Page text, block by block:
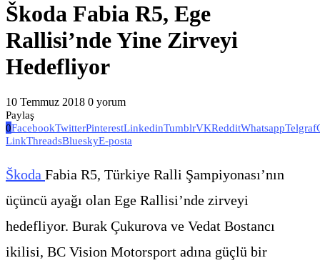
Škoda Fabia R5, Ege
Rallisi’nde Yine Zirveyi
Hedefliyor
10 Temmuz 2018 0 yorum
Paylaş
0FacebookTwitterPinterestLinkedinTumblrVKRedditWhatsappTelgraf
LinkThreadsBlueskyE-posta
Škoda Fabia R5, Türkiye Ralli Şampiyonası’nın
üçüncü ayağı olan Ege Rallisi’nde zirveyi
hedefliyor. Burak Çukurova ve Vedat Bostancı
ikilisi, BC Vision Motorsport adına güçlü bir